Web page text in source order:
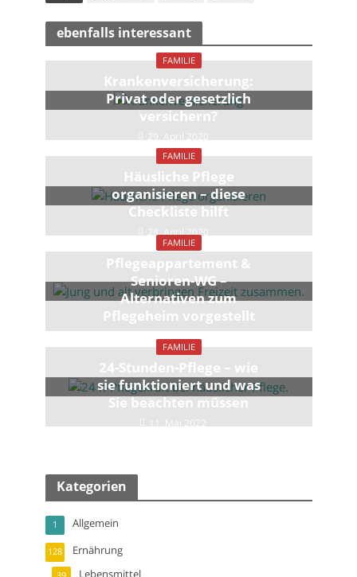
ebenfalls interessant
FAMILIE
Krankenversicherung:
Privat oder gesetzlich
versichern?
29. April 2020
FAMILIE
Häusliche Pflege
organisieren – diese
Checkliste hilft
28. April 2020
FAMILIE
Pflegeappartement &
Senioren-WG –
Alternativen zum
Pflegeheim vorgestellt
3. Februar 2022
FAMILIE
24-Stunden-Pflege – wie
sie funktioniert und was
Sie beachten müssen
11. Mai 2022
Kategorien
Allgemein
1
Ernährung
128
Lebensmittel